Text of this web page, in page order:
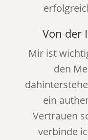
Von der
Mir ist
den
ein
Vertrauen
verbinde